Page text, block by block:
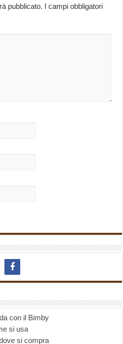
pubblicato. I campi obbligatori
con il Bimby
si usa
si compra